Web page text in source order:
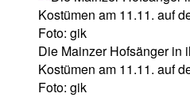
Die Mainzer Hofsänger in
Kostümen am 11.11. auf
Foto: gik